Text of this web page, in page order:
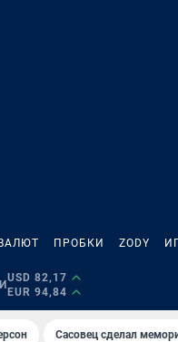
ПРОБКИ ZODY
USD 82,17
EUR 94,84
Сасовец сделал